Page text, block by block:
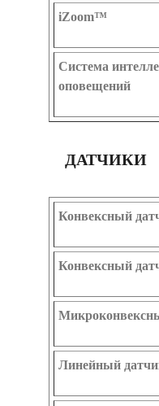
iZoom™
Система
оповещений
ДАТЧИКИ
Конвексный
Конвексный
Линейный